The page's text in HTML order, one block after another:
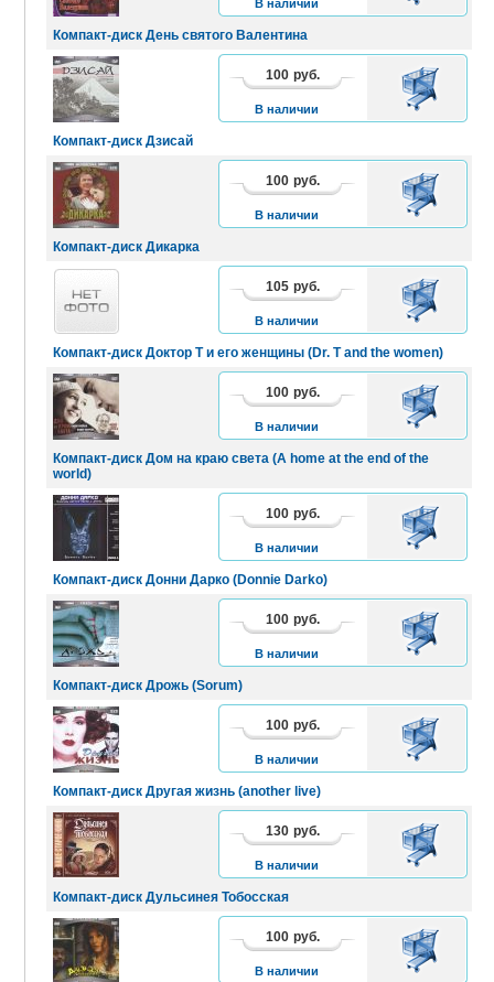
Компакт-диск День святого Валентина
В наличии
Компакт-диск Дзисай
100 руб.
В наличии
В
КОРЗИНУ
Компакт-диск Дикарка
100 руб.
В наличии
В
КОРЗИНУ
Компакт-диск Доктор Т и его женщины (Dr. T and the women)
105 руб.
В наличии
В
КОРЗИНУ
Компакт-диск Дом на краю света (A home at the end of the
world)
100 руб.
В наличии
В
КОРЗИНУ
Компакт-диск Донни Дарко (Donnie Darko)
100 руб.
В наличии
В
КОРЗИНУ
Компакт-диск Дрожь (Sorum)
100 руб.
В наличии
В
КОРЗИНУ
Компакт-диск Другая жизнь (another live)
100 руб.
В наличии
В
КОРЗИНУ
Компакт-диск Дульсинея Тобосская
130 руб.
В наличии
В
КОРЗИНУ
100 руб.
В наличии
В
КОРЗИНУ